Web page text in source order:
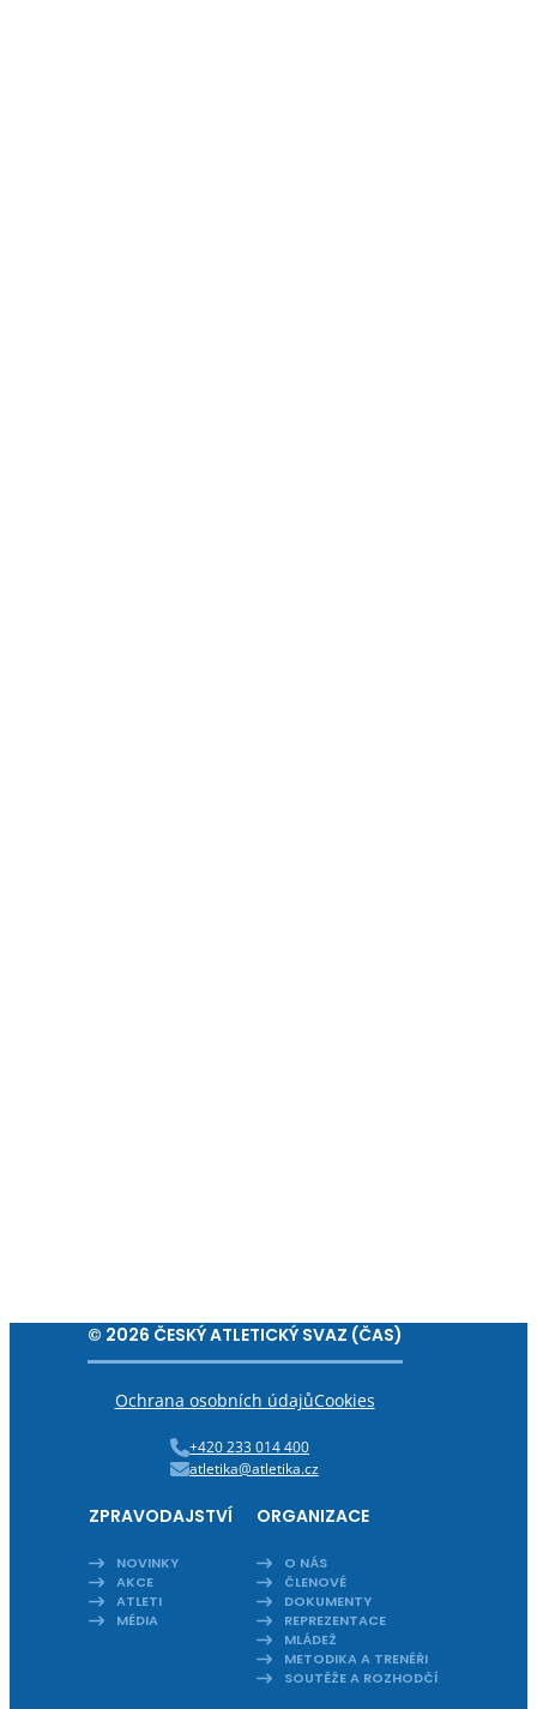
© 2026 ČESKÝ ATLETICKÝ SVAZ (ČAS)
Ochrana osobních údajůCookies
+420 233 014 400
atletika@atletika.cz
ZPRAVODAJSTVÍ
NOVINKY
AKCE
ATLETI
MÉDIA
ORGANIZACE
O NÁS
ČLENOVÉ
DOKUMENTY
REPREZENTACE
MLÁDEŽ
METODIKA A TRENÉŘI
SOUTĚŽE A ROZHODČÍ